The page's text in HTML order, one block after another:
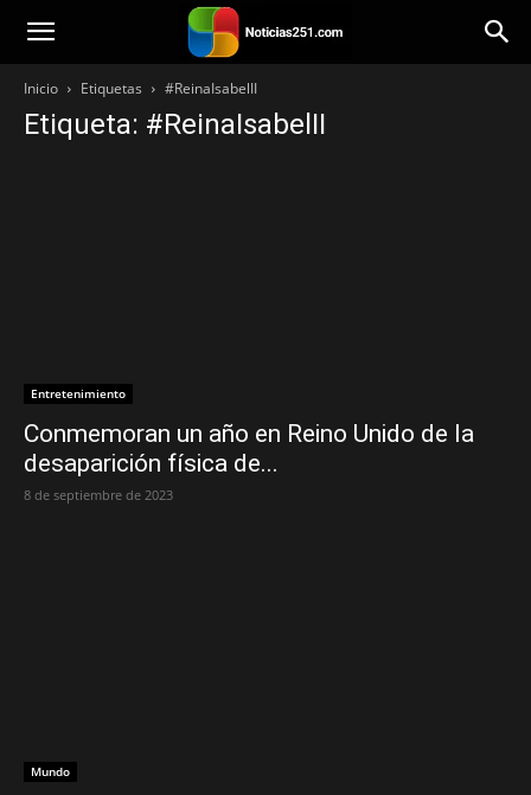
Noticias251
Inicio Etiquetas #ReinaIsabelII
Etiqueta: #ReinaIsabelII
Entretenimiento
Conmemoran un año en Reino Unido de la
desaparición física de...
8 de septiembre de 2023
Mundo